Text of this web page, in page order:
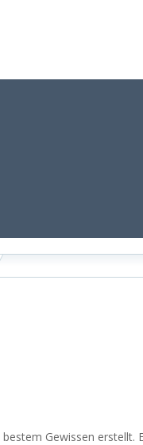
Gewissen